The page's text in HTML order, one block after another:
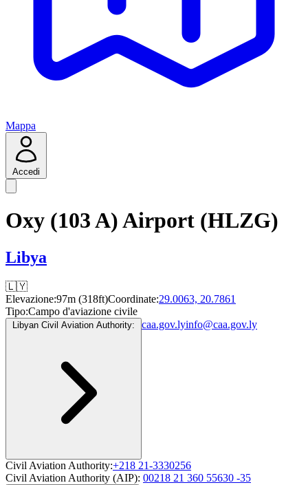
Mappa
Accedi
Oxy (103 A) Airport (HLZG)
Libya
🇱🇾
Elevazione:97m (318ft)Coordinate:29.0063, 20.7861
Tipo:Campo d'aviazione civile
Libyan Civil Aviation Authority: caa.gov.lyinfo@caa.gov.ly
Civil Aviation Authority:+218 21-3330256
Civil Aviation Authority (AIP): 00218 21 360 55630 -35